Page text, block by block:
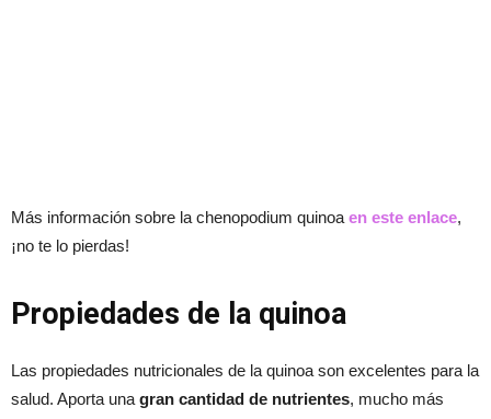
Más información sobre la chenopodium quinoa en este enlace,
¡no te lo pierdas!
Propiedades de la quinoa
Las propiedades nutricionales de la quinoa son excelentes para la
salud. Aporta una gran cantidad de nutrientes, mucho más